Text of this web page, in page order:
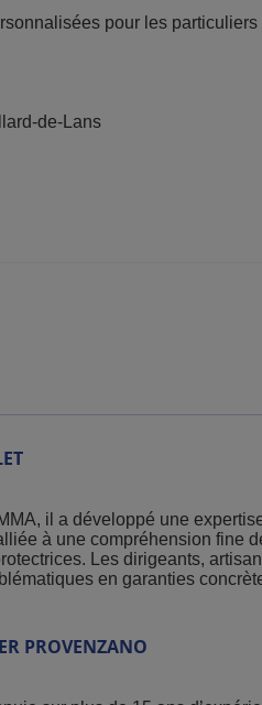
pour les particuliers
de-Lans
il a développé une
à une compréhension fine
Les dirigeants,
en garanties
PROVENZANO